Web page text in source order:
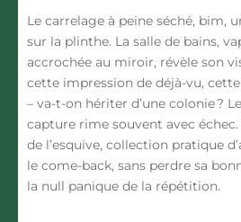
Le carrelage à peine séché, bim,
sur la plinthe. La salle de bains,
accrochée au miroir, révèle son
cette impression de déjà-vu,
– va-t-on hériter d’une colonie ?
capture rime souvent avec échec.
de l’esquive, collection pratique
le come-back, sans perdre sa
la null panique de la répétition.